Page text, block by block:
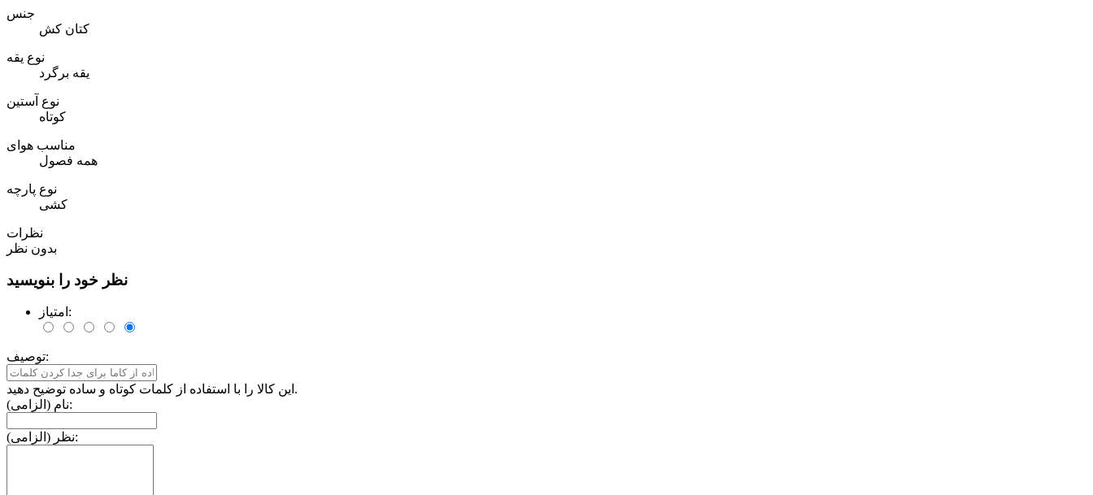
جنس
کتان کش
نوع یقه
یقه برگرد
نوع آستین
کوتاه
مناسب هوای
همه فصول
نوع پارچه
کشی
نظرات
بدون نظر
نظر خود را بنویسید
امتیاز:
توصیف:
این کالا را با استفاده از کلمات کوتاه و ساده توضیح دهید.
نام (الزامی):
نظر (الزامی):